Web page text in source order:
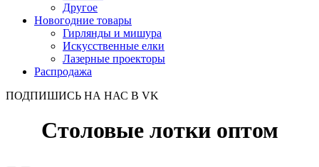
Другое
Новогодние товары
Гирлянды и мишура
Искусственные елки
Лазерные проекторы
Распродажа
ПОДПИШИСЬ НА НАС В VK
Столовые лотки оптом